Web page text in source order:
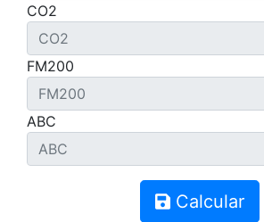
CO2
FM200
ABC
Calcular